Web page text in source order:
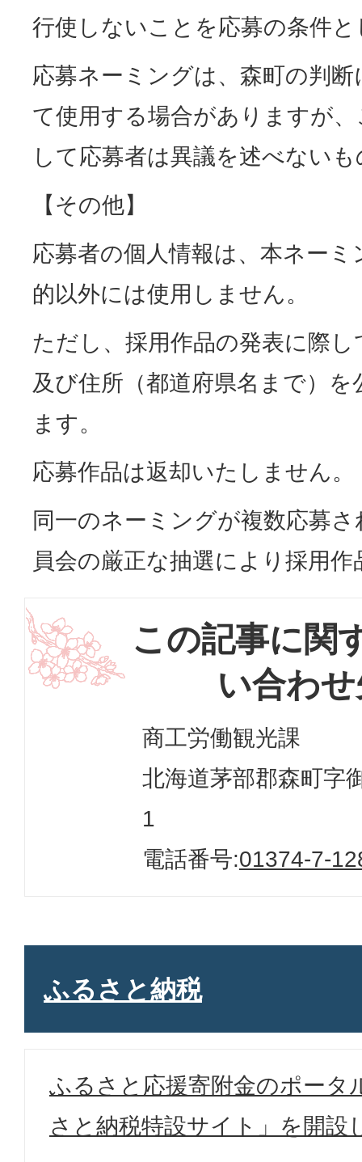
行使しないことを応募の条件
応募ネーミングは、森町の判
て使用する場合がありますが
して応募者は異議を述べない
【その他】
応募者の個人情報は、本ネー
的以外には使用しません。
ただし、採用作品の発表に際
及び住所（都道府県名まで）
ます。
応募作品は返却いたしません。
同一のネーミングが複数応募
員会の厳正な抽選により採用
この記事に関
い合わ
商工労働観光課
北海道茅部郡森町字
1
電話番号:01374-7-
ふるさと納税
ふるさと応援寄附金のポータ
さと納税特設サイト」を開設